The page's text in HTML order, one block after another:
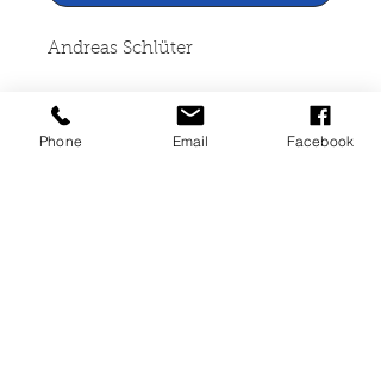
Andreas Schlüter
Der Ring der Gedanken
Phone Email Facebook